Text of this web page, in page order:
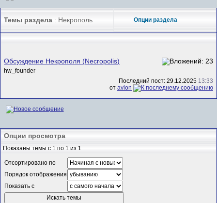
Темы раздела : Некрополь Опции раздела
Обсуждение Некрополя (Necropolis)
hw_founder
Последний пост: 29.12.2025 13:33
от avion
Опции просмотра
Показаны темы с 1 по 1 из 1
Отсортировано по
Порядок отображения
Показать с